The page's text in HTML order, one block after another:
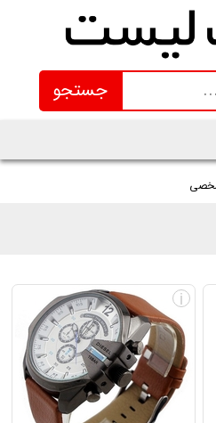
جستجو
شخصی + قیمت
i